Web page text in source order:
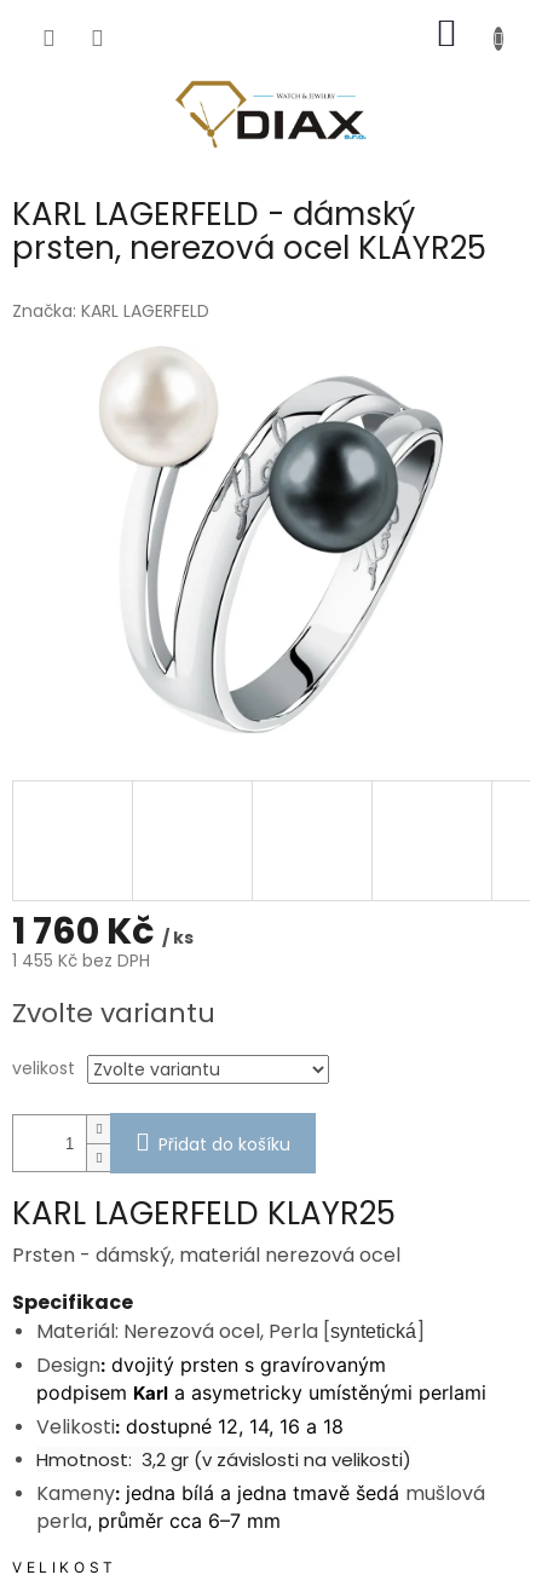
KOŠÍK
KARL LAGERFELD - dámský
prsten, nerezová ocel KLAYR25
Značka: KARL LAGERFELD
1 760 Kč / ks
1 455 Kč bez DPH
cena:
Zvolte variantu
velikost
Přidat do košíku
KARL LAGERFELD KLAYR25
Prsten - dámský, materiál nerezová ocel
Specifikace
Materiál: Nerezová ocel, Perla [syntetická]
Design: dvojitý prsten s gravírovaným
podpisem Karl a asymetricky umístěnými perlami
Velikosti: dostupné 12, 14, 16 a 18
Hmotnost: 3,2 gr (v závislosti na velikosti)
Kameny: jedna bílá a jedna tmavě šedá mušlová
perla, průměr cca 6–7 mm
VELIKOST